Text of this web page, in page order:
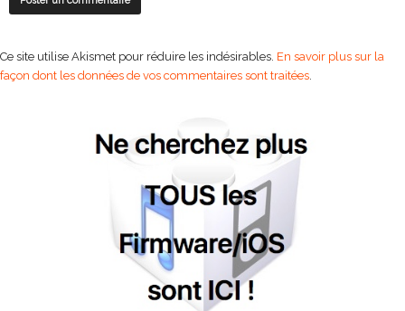
Ce site utilise Akismet pour réduire les indésirables. En savoir plus sur la
façon dont les données de vos commentaires sont traitées